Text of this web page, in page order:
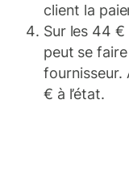
client la
Sur les 44 €
peut se
fournisseur.
€ à l’état.